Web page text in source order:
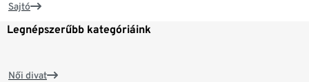
Sajtó
Legnépszerűbb kategóriáink
Női divat